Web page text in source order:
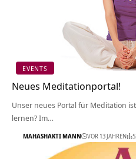
EVENTS
Neues Meditationportal!
Unser neues Portal für Meditation
lernen? Im…
MAHASHAKTI MANN VOR 13 JAHREN